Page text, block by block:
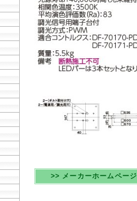
>> メーカーホームペー